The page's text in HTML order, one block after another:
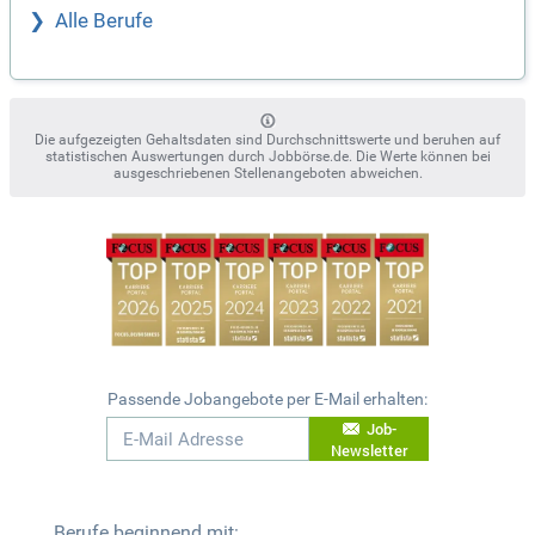
Alle Berufe
Die aufgezeigten Gehaltsdaten sind Durchschnittswerte und beruhen auf
statistischen Auswertungen durch Jobbörse.de. Die Werte können bei
ausgeschriebenen Stellenangeboten abweichen.
Passende Jobangebote per E-Mail erhalten:
Job-
Newsletter